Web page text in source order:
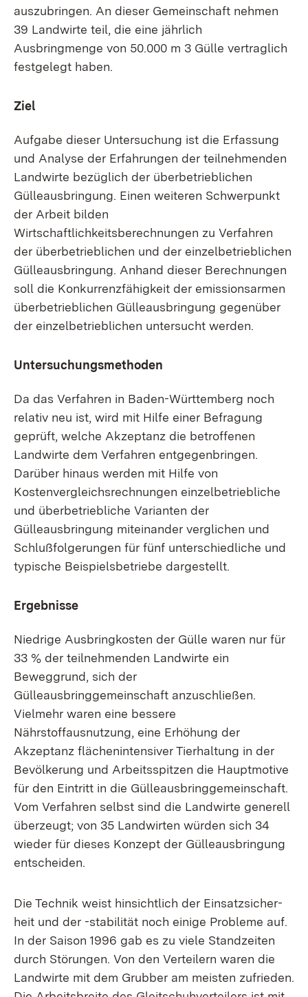
auszubringen. An dieser Gemeinschaft nehmen
39 Landwirte teil, die eine jährlich
Ausbringmenge von 50.000 m 3 Gülle vertraglich
festgelegt haben.
Ziel
Aufgabe dieser Untersuchung ist die Erfassung
und Analyse der Erfahrungen der teilnehmenden
Landwirte bezüglich der überbetrieblichen
Gülleausbringung. Einen weiteren Schwerpunkt
der Arbeit bilden
Wirtschaftlichkeitsberechnungen zu Verfahren
der überbetrieblichen und der einzelbetrieblichen
Gülleausbringung. Anhand dieser Berechnungen
soll die Konkurrenzfähigkeit der emissionsarmen
überbetrieblichen Gülleausbringung gegenüber
der einzelbetrieblichen untersucht werden.
Untersuchungsmethoden
Da das Verfahren in Baden-Württemberg noch
relativ neu ist, wird mit Hilfe einer Befragung
geprüft, welche Akzeptanz die betroffenen
Landwirte dem Verfahren entgegenbringen.
Darüber hinaus werden mit Hilfe von
Kostenvergleichsrechnungen einzelbetriebliche
und überbetriebliche Varianten der
Gülleausbringung miteinander verglichen und
Schlußfolgerungen für fünf unterschiedliche und
typische Beispielsbetriebe dargestellt.
Ergebnisse
Niedrige Ausbringkosten der Gülle waren nur für
33 % der teilnehmenden Landwirte ein
Beweggrund, sich der
Gülleausbringgemeinschaft anzuschließen.
Vielmehr waren eine bessere
Nährstoffausnutzung, eine Erhöhung der
Akzeptanz flächenintensiver Tierhaltung in der
Bevölkerung und Arbeitsspitzen die Hauptmotive
für den Eintritt in die Gülleausbringgemeinschaft.
Vom Verfahren selbst sind die Landwirte generell
überzeugt; von 35 Landwirten würden sich 34
wieder für dieses Konzept der Gülleausbringung
entscheiden.
Die Technik weist hinsichtlich der Einsatzsicher-
heit und der -stabilität noch einige Probleme auf.
In der Saison 1996 gab es zu viele Standzeiten
durch Störungen. Von den Verteilern waren die
Landwirte mit dem Grubber am meisten zufrieden.